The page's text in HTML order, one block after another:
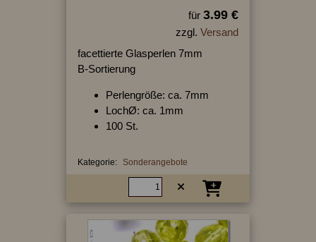
für 3.99 €
zzgl. Versand
facettierte Glasperlen 7mm
B-Sortierung
Perlengröße: ca. 7mm
LochØ: ca. 1mm
100 St.
Kategorie: Sonderangebote